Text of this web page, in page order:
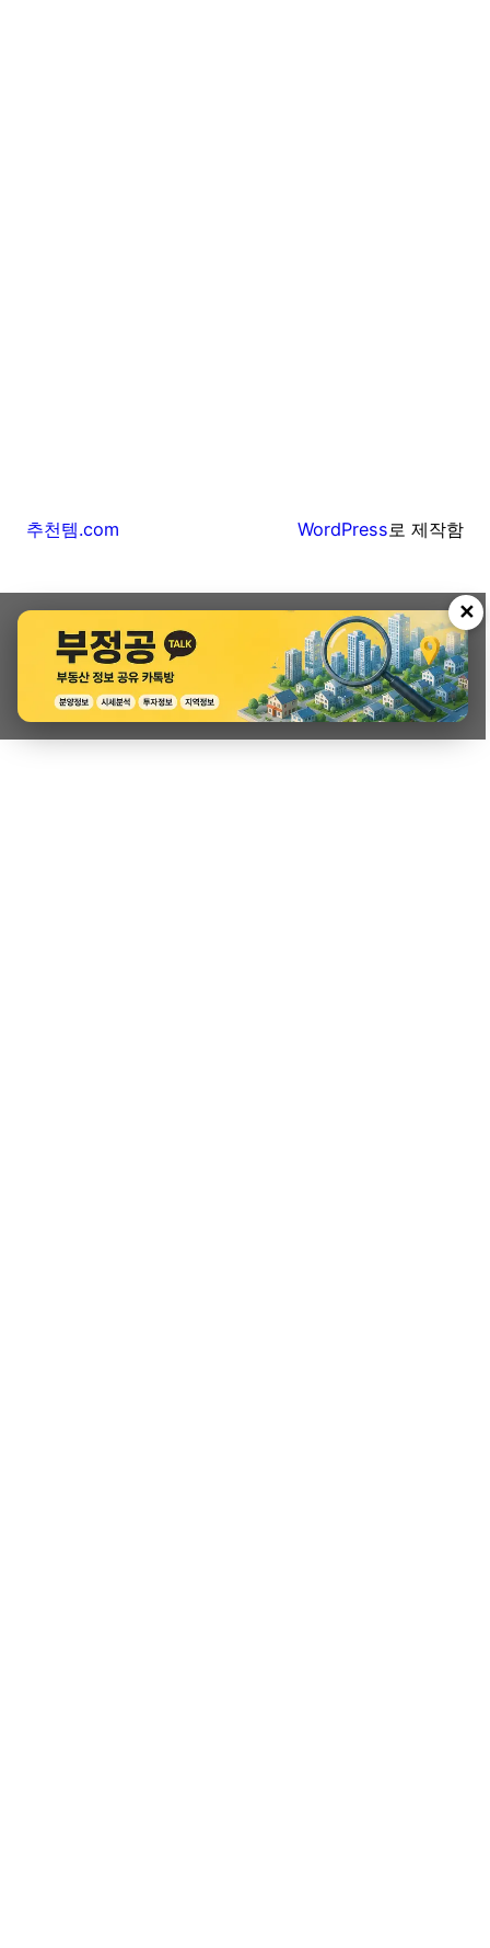
추천템.com WordPress로 제작함
✕